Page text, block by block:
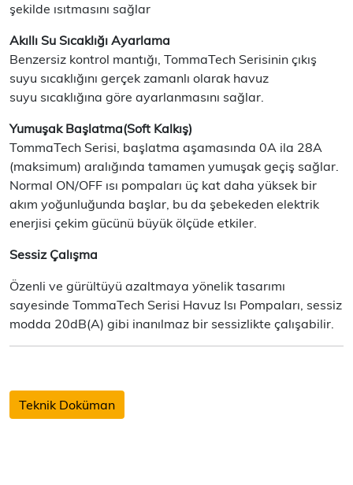
şekilde ısıtmasını sağlar
Akıllı Su Sıcaklığı Ayarlama
Benzersiz kontrol mantığı, TommaTech Serisinin çıkış
suyu sıcaklığını gerçek zamanlı olarak havuz
suyu sıcaklığına göre ayarlanmasını sağlar.
Yumuşak Başlatma(Soft Kalkış)
TommaTech Serisi, başlatma aşamasında 0A ila 28A
(maksimum) aralığında tamamen yumuşak geçiş sağlar.
Normal ON/OFF ısı pompaları üç kat daha yüksek bir
akım yoğunluğunda başlar, bu da şebekeden elektrik
enerjisi çekim gücünü büyük ölçüde etkiler.
Sessiz Çalışma
Özenli ve gürültüyü azaltmaya yönelik tasarımı
sayesinde TommaTech Serisi Havuz Isı Pompaları, sessiz
modda 20dB(A) gibi inanılmaz bir sessizlikte çalışabilir.
Teknik Doküman